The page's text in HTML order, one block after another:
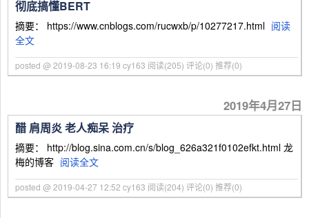
彻底搞懂BERT
摘要： https://www.cnblogs.com/rucwxb/p/10277217.html 阅读
全文
posted @ 2019-08-23 16:19 cy163 阅读(205) 评论(0) 推荐(0)
2019年4月27日
醋 肩周炎 老人痴呆 治疗
摘要： http://blog.sina.com.cn/s/blog_626a321f0102efkt.html 龙
梅的博客 阅读全文
posted @ 2019-04-27 12:52 cy163 阅读(204) 评论(0) 推荐(0)